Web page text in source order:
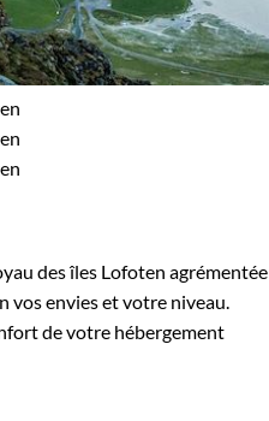
des îles Lofoten agrémentée
vos envies et votre niveau.
de votre hébergement